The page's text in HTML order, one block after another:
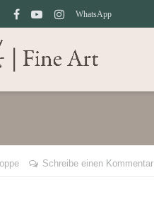
WhatsApp
Schreibe einen Kommentar